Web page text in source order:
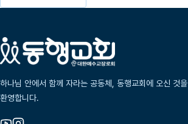
하나님 안에서 함께 자라는 공동체, 동행교회에 오신 것을
환영합니다.